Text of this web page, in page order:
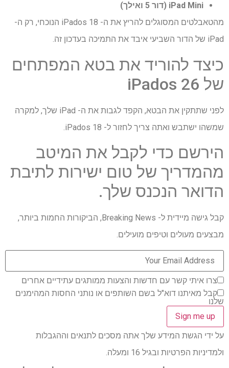
iPad Mini (דור 5 ואילך)
מהטאבלטים המסוגלים להריץ את ה- iPados 18 הנוכחי, רק ה-
iPad של הדור השביעי איבד את התמיכה בעדכון זה.
כיצד להוריד את בטא המפתחים
של iPados 26
לפני שתתקין את הבטא, הקפד לגבות את ה- iPad שלך, למקרה
שמשהו ישתבש ואתה צריך לחזור ל- iPados 18.
הירשם כדי לקבל את המיטב
מהמדריך של טום ישירות לתיבת
הדואר הנכנס שלך.
קבל גישה מיידית ל- Breaking News, הביקורות החמות ביותר,
מבצעים מעולים וטיפים מועילים.
צרו איתי קשר עם חדשות והצעות ממותגים עתידיים אחרים
קבל מאיתנו דוא"ל בשם השותפים או נותני החסות המהימנים
שלנו
על ידי הגשת המידע שלך אתה מסכים לתנאים וההגבלות
ולמדיניות הפרטיות ובגיל 16 ומעלה.